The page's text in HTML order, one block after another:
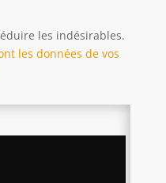
les indésirables.
les données de vos